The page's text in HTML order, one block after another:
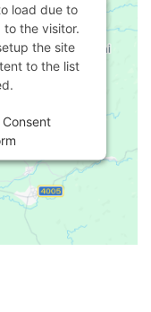
load due to
the visitor.
the site
to the list